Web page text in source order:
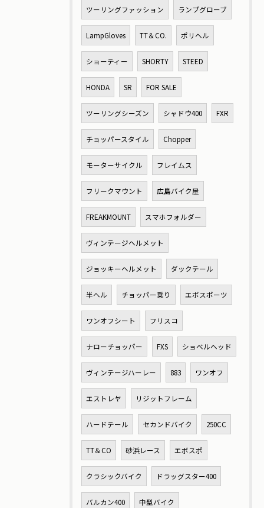
ツーリングファッション ランプグローブ
LampGloves TT＆CO. ポリヘル
ショーティー SHORTY STEED
HONDA SR FOR SALE
ツーリングシーズン シャドウ400 FXR
チョッパースタイル Chopper
モーターサイクル フレイムス
フリークマウント 広島バイク屋
FREAKMOUNT スマホフォルダー
ヴィンテージヘルメット
ジョッキーヘルメット ダックテール
半ヘル チョッパー乗り エボスポーツ
ワンオフシート フリスコ
ナローチョッパー FXS ショベルヘッド
ヴィンテージハーレー 883 ワンオフ
エストレヤ リジットフレーム
ハードテール セカンドバイク 250CC
TT＆CO 砂浜レース エボスポ
クラシックバイク ドラッグスター400
バルカン400 中型バイク